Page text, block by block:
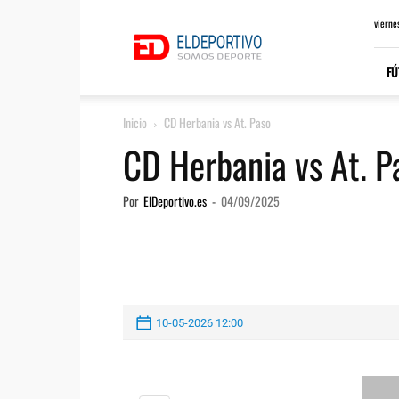
Inicio CD Herbania vs At. Paso
CD Herbania vs At.
Por ElDeportivo.es - 04/09/2025
10-05-2026 12:00